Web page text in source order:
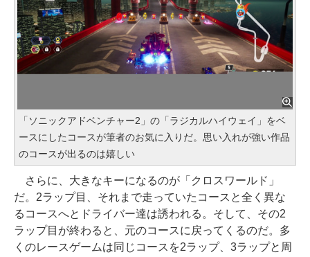
「ソニックアドベンチャー2」の「ラジカルハイウェイ」をベ
ースにしたコースが筆者のお気に入りだ。思い入れが強い作品
のコースが出るのは嬉しい
さらに、大きなキーになるのが「クロスワールド」
だ。2ラップ目、それまで走っていたコースと全く異な
るコースへとドライバー達は誘われる。そして、その2
ラップ目が終わると、元のコースに戻ってくるのだ。多
くのレースゲームは同じコースを2ラップ、3ラップと周